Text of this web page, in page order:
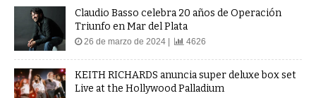
Claudio Basso celebra 20 años de Operación
Triunfo en Mar del Plata
26 de marzo de 2024 | 4626
KEITH RICHARDS anuncia super deluxe box set
Live at the Hollywood Palladium